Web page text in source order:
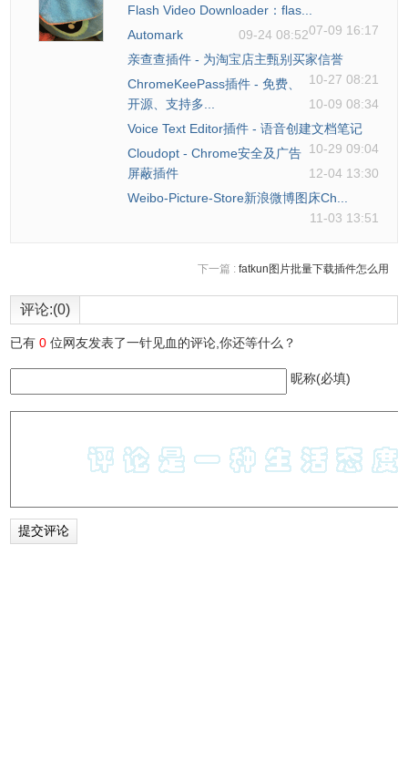
Flash Video Downloader：flas...
07-09 16:17
Automark
09-24 08:52
亲查查插件 - 为淘宝店主甄别买家信誉
10-27 08:21
ChromeKeePass插件 - 免费、
开源、支持多...
10-09 08:34
Voice Text Editor插件 - 语音创建文档笔记
10-29 09:04
Cloudopt - Chrome安全及广告
屏蔽插件
12-04 13:30
Weibo-Picture-Store新浪微博图床Ch...
11-03 13:51
下一篇 : fatkun图片批量下载插件怎么用
评论:(0)
已有0 位网友发表了一针见血的评论,你还等什么？
昵称(必填)